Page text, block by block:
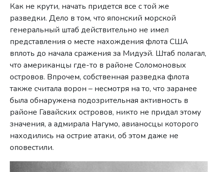
Как не крути, начать придется все с той же
разведки. Дело в том, что японский морской
генеральный штаб действительно не имел
представления о месте нахождения флота США
вплоть до начала сражения за Мидуэй. Штаб полагал,
что американцы где-то в районе Соломоновых
островов. Впрочем, собственная разведка флота
также считала ворон – несмотря на то, что заранее
была обнаружена подозрительная активность в
районе Гавайских островов, никто не придал этому
значения, а адмирала Нагумо, авианосцы которого
находились на острие атаки, об этом даже не
оповестили.